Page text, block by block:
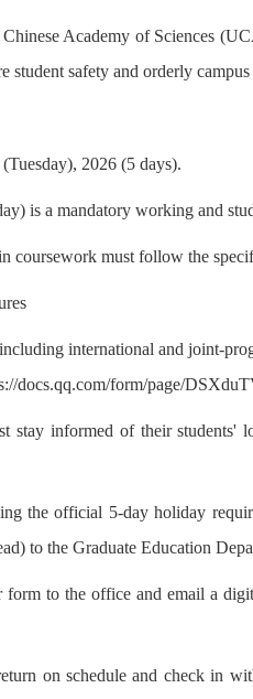
Academy of Sciences
student safety and orderly
2026 (5 days).
is a mandatory working and
coursework must follow the
international and joint-
docs.qq.com/form/page/
stay informed of their students'
the official 5-day holiday
to the Graduate Education
to the office and email a
on schedule and check in